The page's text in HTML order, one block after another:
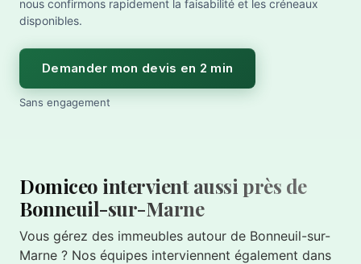
nous confirmons rapidement la faisabilité et les créneaux
disponibles.
Demander mon devis en 2 min
Sans engagement
Domiceo intervient aussi près de
Bonneuil-sur-Marne
Vous gérez des immeubles autour de Bonneuil-sur-
Marne ? Nos équipes interviennent également dans